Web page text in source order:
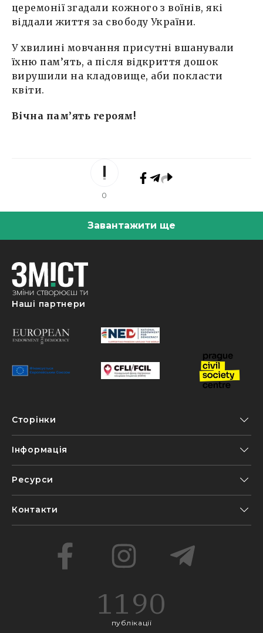
церемонії згадали кожного з воїнів, які
віддали життя за свободу України.
У хвилині мовчання присутні вшанували
їхню пам’ять, а після відкриття дошок
вирушили на кладовище, аби покласти
квіти.
Вічна пам’ять героям!
0
Завантажити ще
Наші партнери
Сторінки
Інформація
Ресурси
Контакти
1190
публікації